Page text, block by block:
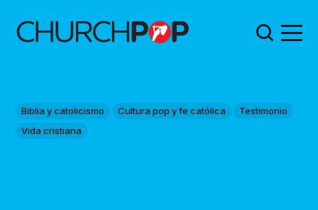
Biblia y catolicismo Cultura pop y fe católica
Testimonio
Vida cristiana